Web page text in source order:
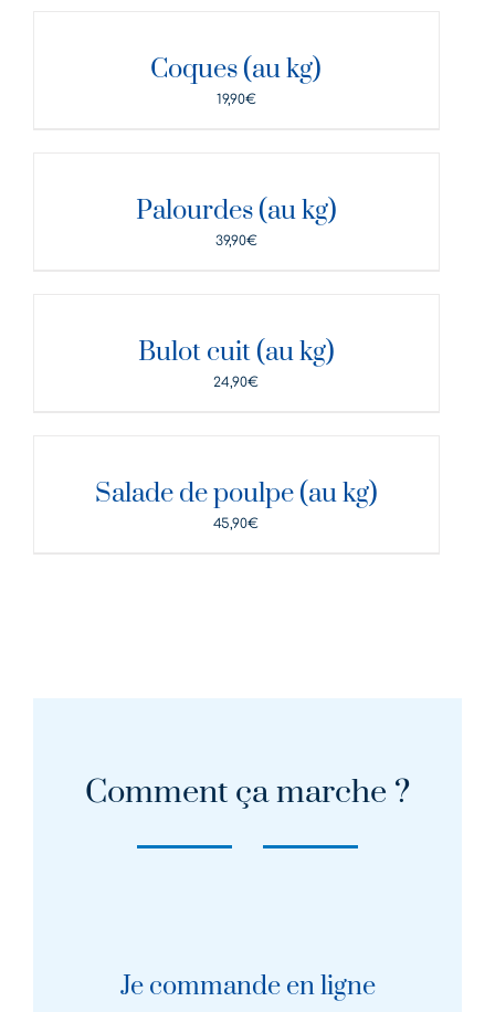
Coques (au kg)
19,90€
Palourdes (au kg)
39,90€
Bulot cuit (au kg)
24,90€
Salade de poulpe (au kg)
45,90€
Comment ça marche ?
Je commande en ligne